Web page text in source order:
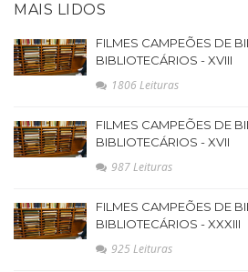
MAIS LIDOS
FILMES CAMPEÕES DE
BIBLIOTECÁRIOS - XVIII
1806 Leituras
FILMES CAMPEÕES DE
BIBLIOTECÁRIOS - XVII
987 Leituras
FILMES CAMPEÕES DE
BIBLIOTECÁRIOS - XXXIII
925 Leituras